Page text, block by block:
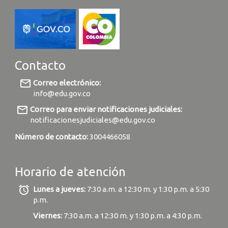
Contacto
mail_outline Correo electrónico:
info@edu.gov.co
mail_outline Correo para enviar notificaciones judiciales:
notificacionesjudiciales@edu.gov.co
Número de contacto:3004466058
Horario de atención
alarm Lunes a jueves: 7:30 a.m. a 12:30 m. y 1:30 p.m. a 5:30
p.m.
Viernes:7:30 a.m. a 12:30 m. y 1:30 p.m. a 4:30 p.m.